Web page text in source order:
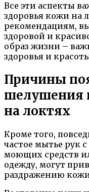
Все эти аспекты
здоровья кожи на
рекомендациям,
здоровой и
образ жизни –
здоровья и
Причины
шелушения
на локтях
Кроме того,
частое мытье рук
моющих средств
одежду, могут
раздражению